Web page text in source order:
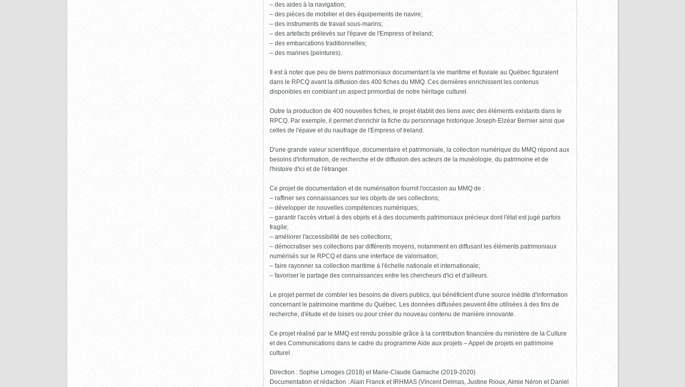
– des aides à la navigation;
– des pièces de mobilier et des équipements de navire;
– des instruments de travail sous-marins;
– des artefacts prélevés sur l'épave de l'Empress of Ireland;
– des embarcations traditionnelles;
– des marines (peintures).
Il est à noter que peu de biens patrimoniaux documentant la vie maritime et fluviale au Québec figuraient
dans le RPCQ avant la diffusion des 400 fiches du MMQ. Ces dernières enrichissent les contenus
disponibles en comblant un aspect primordial de notre héritage culturel.
Outre la production de 400 nouvelles fiches, le projet établit des liens avec des éléments existants dans le
RPCQ. Par exemple, il permet d'enrichir la fiche du personnage historique Joseph-Elzéar Bernier ainsi que
celles de l'épave et du naufrage de l'Empress of Ireland.
D'une grande valeur scientifique, documentaire et patrimoniale, la collection numérique du MMQ répond aux
besoins d'information, de recherche et de diffusion des acteurs de la muséologie, du patrimoine et de
l'histoire d'ici et de l'étranger.
Ce projet de documentation et de numérisation fournit l'occasion au MMQ de :
– raffiner ses connaissances sur les objets de ses collections;
– développer de nouvelles compétences numériques;
– garantir l'accès virtuel à des objets et à des documents patrimoniaux précieux dont l'état est jugé parfois
fragile;
– améliorer l'accessibilité de ses collections;
– démocratiser ses collections par différents moyens, notamment en diffusant les éléments patrimoniaux
numérisés sur le RPCQ et dans une interface de valorisation;
– faire rayonner sa collection maritime à l'échelle nationale et internationale;
– favoriser le partage des connaissances entre les chercheurs d'ici et d'ailleurs.
Le projet permet de combler les besoins de divers publics, qui bénéficient d'une source inédite d'information
concernant le patrimoine maritime du Québec. Les données diffusées peuvent être utilisées à des fins de
recherche, d'étude et de loisirs ou pour créer du nouveau contenu de manière innovante.
Ce projet réalisé par le MMQ est rendu possible grâce à la contribution financière du ministère de la Culture
et des Communications dans le cadre du programme Aide aux projets – Appel de projets en patrimoine
culturel.
Direction : Sophie Limoges (2018) et Marie-Claude Gamache (2019-2020)
Documentation et rédaction : Alain Franck et IRHMAS (Vincent Delmas, Justine Rioux, Aimie Néron et Daniel